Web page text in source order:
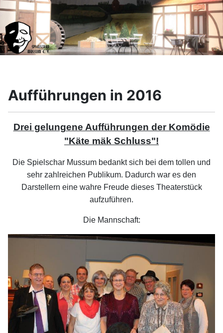
Aufführungen in 2016
Drei gelungene Aufführungen der Komödie
"Käte mäk Schluss"!
Die Spielschar Mussum bedankt sich bei dem tollen und
sehr zahlreichen Publikum. Dadurch war es den
Darstellern eine wahre Freude dieses Theaterstück
aufzuführen.
Die Mannschaft: